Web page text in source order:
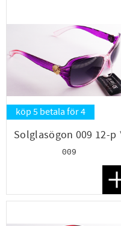
köp 5 betala för 4
Solglasögon 009 12-p
009